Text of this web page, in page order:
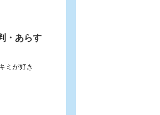
・あらす
ミが好き